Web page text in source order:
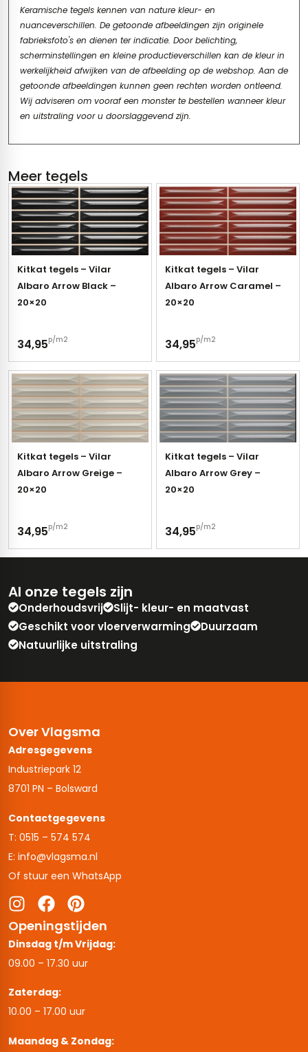
Keramische tegels kennen van nature kleur- en
nuanceverschillen. De getoonde afbeeldingen zijn originele
fabrieksfoto's en dienen ter indicatie. Door belichting,
scherminstellingen en kleine productieverschillen kan de kleur in
werkelijkheid afwijken van de afbeelding op de webshop. Aan de
getoonde afbeeldingen kunnen geen rechten worden ontleend.
Wij adviseren om vooraf een monster te bestellen wanneer kleur
en uitstraling voor u doorslaggevend zijn.
Meer tegels
Kitkat tegels – Vilar
Albaro Arrow Black –
20×20
34,95p/m2
Kitkat tegels – Vilar
Albaro Arrow Caramel –
20×20
34,95p/m2
Kitkat tegels – Vilar
Albaro Arrow Greige –
20×20
34,95p/m2
Kitkat tegels – Vilar
Albaro Arrow Grey –
20×20
34,95p/m2
Al onze tegels zijn
Onderhoudsvrij
Slijt- kleur- en maatvast
Geschikt voor vloerverwarming
Duurzaam
Natuurlijke uitstraling
Over Vlagsma
Adresgegevens
Industriepark 12
8701 PN – Bolsward
Contactgegevens
T: 0515 – 574 574
E: info@vlagsma.nl
Of stuur een WhatsApp
Openingstijden
Dinsdag t/m Vrijdag:
09.00 – 17.30 uur
Zaterdag:
10.00 – 17.00 uur
Maandag & Zondag: